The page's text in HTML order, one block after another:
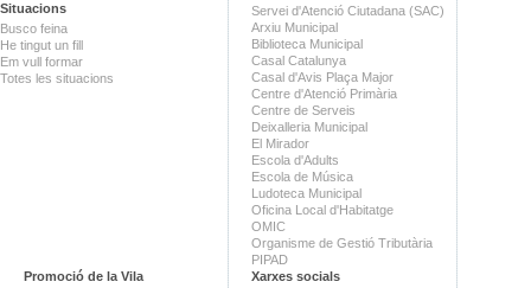
Situacions
Busco feina
He tingut un fill
Em vull formar
Totes les situacions
Servei d'Atenció Ciutadana (SAC)
Arxiu Municipal
Biblioteca Municipal
Casal Catalunya
Casal d'Avis Plaça Major
Centre d'Atenció Primària
Centre de Serveis
Deixalleria Municipal
El Mirador
Escola d'Adults
Escola de Música
Ludoteca Municipal
Oficina Local d'Habitatge
OMIC
Organisme de Gestió Tributària
PIPAD
Promoció de la Vila
Xarxes socials